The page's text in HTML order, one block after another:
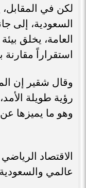
لكن في
السعودية، إلى
العامة، يخلق
استقراراً مقارنة
وقال شقير إن
رؤية طويلة
وهو ما يميزها
الاقتصاد
عالمي